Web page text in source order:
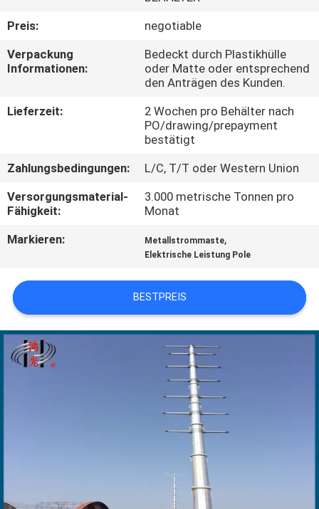
FABRIK-
AUSFLUG
SIE
MIT
UNS
IN
NACHRICHTEN
FORDERN
DATENSCHUTZ-
Preis:
negotiable
Verpackung
Informationen:
Bedeckt durch Plastikhülle
oder Matte oder entsprechend
den Anträgen des Kunden.
Lieferzeit:
2 Wochen pro Behälter nach
PO/drawing/prepayment
bestätigt
Zahlungsbedingungen:
L/C, T/T oder Western Union
Versorgungsmaterial-
Fähigkeit:
3.000 metrische Tonnen pro
Monat
Markieren:
Metallstrommaste,
Elektrische Leistung Pole
BESTPREIS